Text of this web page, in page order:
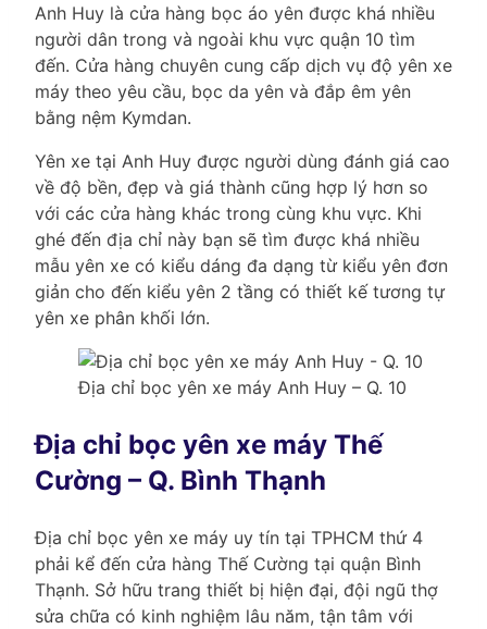
Anh Huy là cửa hàng bọc áo yên được khá nhiều
người dân trong và ngoài khu vực quận 10 tìm
đến. Cửa hàng chuyên cung cấp dịch vụ độ yên xe
máy theo yêu cầu, bọc da yên và đắp êm yên
bằng nệm Kymdan.
Yên xe tại Anh Huy được người dùng đánh giá cao
về độ bền, đẹp và giá thành cũng hợp lý hơn so
với các cửa hàng khác trong cùng khu vực. Khi
ghé đến địa chỉ này bạn sẽ tìm được khá nhiều
mẫu yên xe có kiểu dáng đa dạng từ kiểu yên đơn
giản cho đến kiểu yên 2 tầng có thiết kế tương tự
yên xe phân khối lớn.
Địa chỉ bọc yên xe máy Anh Huy – Q. 10
Địa chỉ bọc yên xe máy Thế
Cường – Q. Bình Thạnh
Địa chỉ bọc yên xe máy uy tín tại TPHCM thứ 4
phải kể đến cửa hàng Thế Cường tại quận Bình
Thạnh. Sở hữu trang thiết bị hiện đại, đội ngũ thợ
sửa chữa có kinh nghiệm lâu năm, tận tâm với